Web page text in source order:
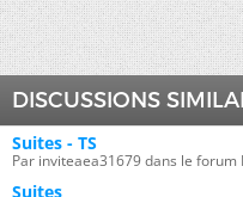
DISCUSSIONS
Suites - TS
Par inviteaea31679 dans le
Suites